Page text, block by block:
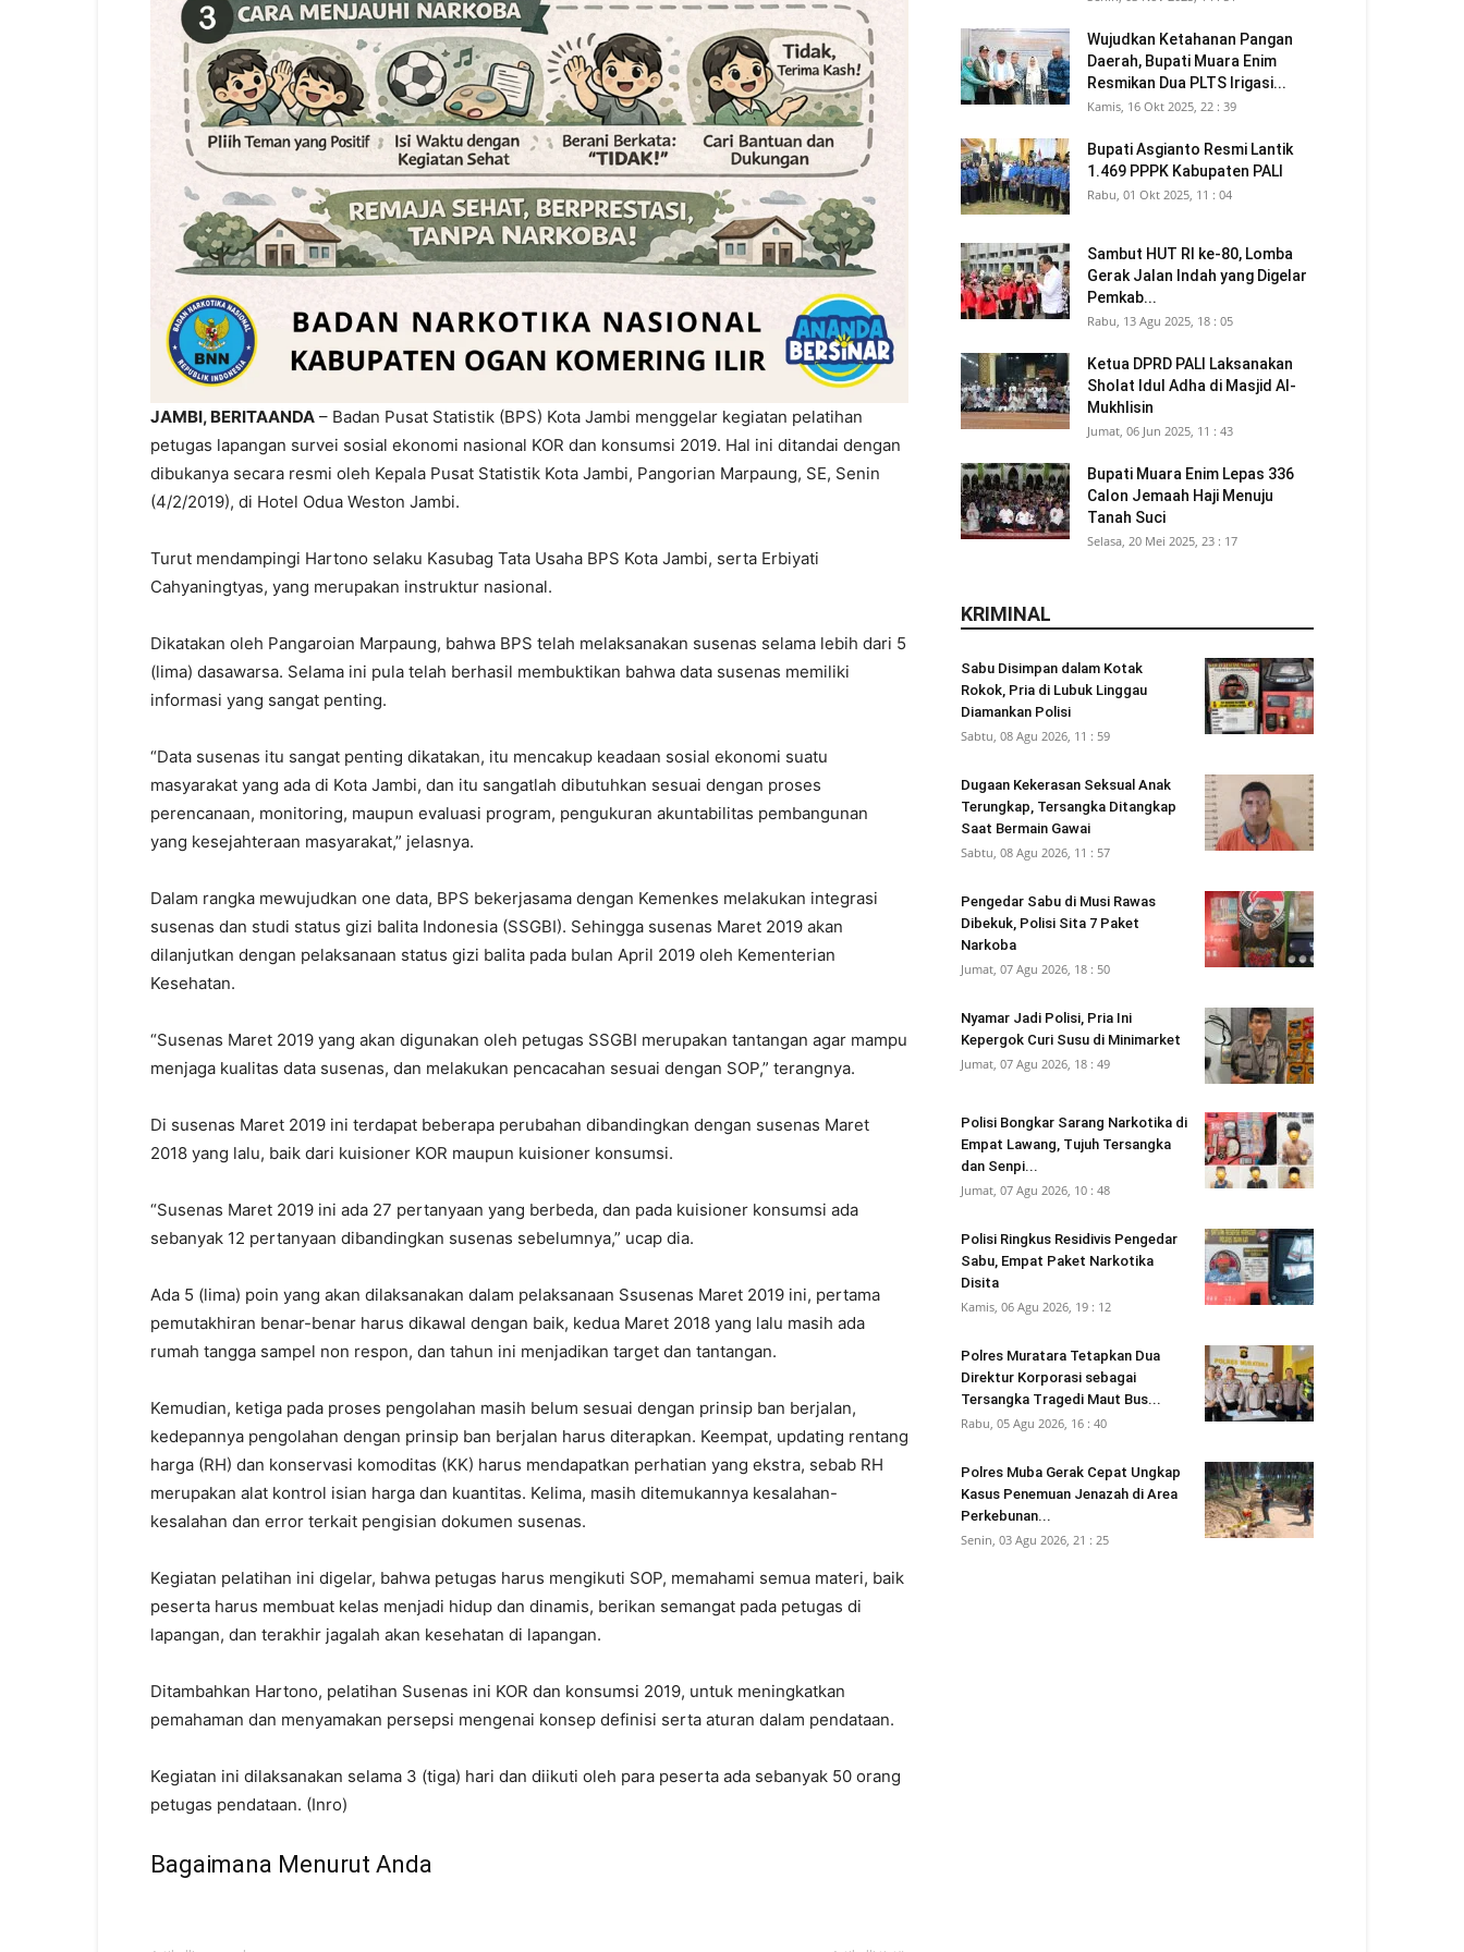
JAMBI, BERITAANDA – Badan Pusat Statistik (BPS) Kota Jambi menggelar kegiatan pelatihan
petugas lapangan survei sosial ekonomi nasional KOR dan konsumsi 2019. Hal ini ditandai dengan
dibukanya secara resmi oleh Kepala Pusat Statistik Kota Jambi, Pangorian Marpaung, SE, Senin
(4/2/2019), di Hotel Odua Weston Jambi.
Turut mendampingi Hartono selaku Kasubag Tata Usaha BPS Kota Jambi, serta Erbiyati
Cahyaningtyas, yang merupakan instruktur nasional.
Dikatakan oleh Pangaroian Marpaung, bahwa BPS telah melaksanakan susenas selama lebih dari 5
(lima) dasawarsa. Selama ini pula telah berhasil membuktikan bahwa data susenas memiliki
informasi yang sangat penting.
“Data susenas itu sangat penting dikatakan, itu mencakup keadaan sosial ekonomi suatu
masyarakat yang ada di Kota Jambi, dan itu sangatlah dibutuhkan sesuai dengan proses
perencanaan, monitoring, maupun evaluasi program, pengukuran akuntabilitas pembangunan
yang kesejahteraan masyarakat,” jelasnya.
Dalam rangka mewujudkan one data, BPS bekerjasama dengan Kemenkes melakukan integrasi
susenas dan studi status gizi balita Indonesia (SSGBI). Sehingga susenas Maret 2019 akan
dilanjutkan dengan pelaksanaan status gizi balita pada bulan April 2019 oleh Kementerian
Kesehatan.
“Susenas Maret 2019 yang akan digunakan oleh petugas SSGBI merupakan tantangan agar mampu
menjaga kualitas data susenas, dan melakukan pencacahan sesuai dengan SOP,” terangnya.
Di susenas Maret 2019 ini terdapat beberapa perubahan dibandingkan dengan susenas Maret
2018 yang lalu, baik dari kuisioner KOR maupun kuisioner konsumsi.
“Susenas Maret 2019 ini ada 27 pertanyaan yang berbeda, dan pada kuisioner konsumsi ada
sebanyak 12 pertanyaan dibandingkan susenas sebelumnya,” ucap dia.
Ada 5 (lima) poin yang akan dilaksanakan dalam pelaksanaan Ssusenas Maret 2019 ini, pertama
pemutakhiran benar-benar harus dikawal dengan baik, kedua Maret 2018 yang lalu masih ada
rumah tangga sampel non respon, dan tahun ini menjadikan target dan tantangan.
Kemudian, ketiga pada proses pengolahan masih belum sesuai dengan prinsip ban berjalan,
kedepannya pengolahan dengan prinsip ban berjalan harus diterapkan. Keempat, updating rentang
harga (RH) dan konservasi komoditas (KK) harus mendapatkan perhatian yang ekstra, sebab RH
merupakan alat kontrol isian harga dan kuantitas. Kelima, masih ditemukannya kesalahan-
kesalahan dan error terkait pengisian dokumen susenas.
Kegiatan pelatihan ini digelar, bahwa petugas harus mengikuti SOP, memahami semua materi, baik
peserta harus membuat kelas menjadi hidup dan dinamis, berikan semangat pada petugas di
lapangan, dan terakhir jagalah akan kesehatan di lapangan.
Ditambahkan Hartono, pelatihan Susenas ini KOR dan konsumsi 2019, untuk meningkatkan
pemahaman dan menyamakan persepsi mengenai konsep definisi serta aturan dalam pendataan.
Kegiatan ini dilaksanakan selama 3 (tiga) hari dan diikuti oleh para peserta ada sebanyak 50 orang
petugas pendataan. (Inro)
Bagaimana Menurut Anda
Wujudkan Ketahanan Pangan
Daerah, Bupati Muara Enim
Resmikan Dua PLTS Irigasi...
Kamis, 16 Okt 2025, 22 : 39
Bupati Asgianto Resmi Lantik
1.469 PPPK Kabupaten PALI
Rabu, 01 Okt 2025, 11 : 04
Sambut HUT RI ke-80, Lomba
Gerak Jalan Indah yang Digelar
Pemkab...
Rabu, 13 Agu 2025, 18 : 05
Ketua DPRD PALI Laksanakan
Sholat Idul Adha di Masjid Al-
Mukhlisin
Jumat, 06 Jun 2025, 11 : 43
Bupati Muara Enim Lepas 336
Calon Jemaah Haji Menuju
Tanah Suci
Selasa, 20 Mei 2025, 23 : 17
KRIMINAL
Sabu Disimpan dalam Kotak
Rokok, Pria di Lubuk Linggau
Diamankan Polisi
Sabtu, 08 Agu 2026, 11 : 59
Dugaan Kekerasan Seksual Anak
Terungkap, Tersangka Ditangkap
Saat Bermain Gawai
Sabtu, 08 Agu 2026, 11 : 57
Pengedar Sabu di Musi Rawas
Dibekuk, Polisi Sita 7 Paket
Narkoba
Jumat, 07 Agu 2026, 18 : 50
Nyamar Jadi Polisi, Pria Ini
Kepergok Curi Susu di Minimarket
Jumat, 07 Agu 2026, 18 : 49
Polisi Bongkar Sarang Narkotika di
Empat Lawang, Tujuh Tersangka
dan Senpi...
Jumat, 07 Agu 2026, 10 : 48
Polisi Ringkus Residivis Pengedar
Sabu, Empat Paket Narkotika
Disita
Kamis, 06 Agu 2026, 19 : 12
Polres Muratara Tetapkan Dua
Direktur Korporasi sebagai
Tersangka Tragedi Maut Bus...
Rabu, 05 Agu 2026, 16 : 40
Polres Muba Gerak Cepat Ungkap
Kasus Penemuan Jenazah di Area
Perkebunan...
Senin, 03 Agu 2026, 21 : 25